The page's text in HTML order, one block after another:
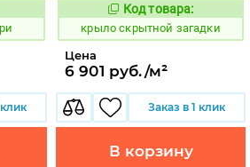
839402
Код товара:
крыло скрытной загадки
Цена
6 901 руб./м²
Заказ в 1 клик
В корзину